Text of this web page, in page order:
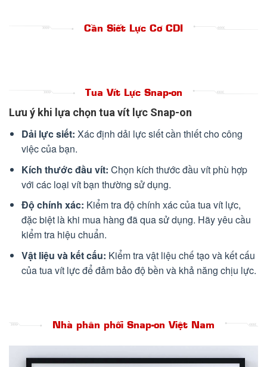
Cần Siết Lực Cơ CDI
Tua Vít Lực Snap-on
Lưu ý khi lựa chọn tua vít lực Snap-on
Dải lực siết: Xác định dải lực siết cần thiết cho công
việc của bạn.
Kích thước đầu vít: Chọn kích thước đầu vít phù hợp
với các loại vít bạn thường sử dụng.
Độ chính xác: Kiểm tra độ chính xác của tua vít lực,
đặc biệt là khi mua hàng đã qua sử dụng. Hãy yêu cầu
kiểm tra hiệu chuẩn.
Vật liệu và kết cấu: Kiểm tra vật liệu chế tạo và kết cấu
của tua vít lực để đảm bảo độ bền và khả năng chịu lực.
Nhà phân phối Snap-on Việt Nam